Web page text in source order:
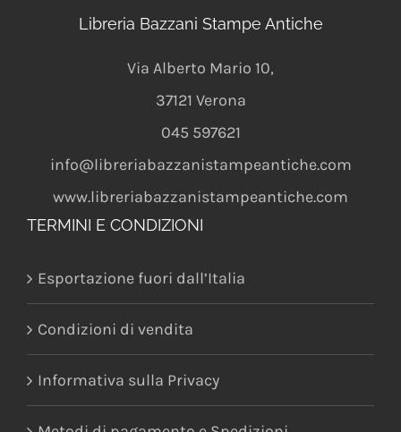
Libreria Bazzani Stampe Antiche
Via Alberto Mario 10,
37121 Verona
045 597621
info@libreriabazzanistampeantiche.com
www.libreriabazzanistampeantiche.com
TERMINI E CONDIZIONI
Esportazione fuori dall’Italia
Condizioni di vendita
Informativa sulla Privacy